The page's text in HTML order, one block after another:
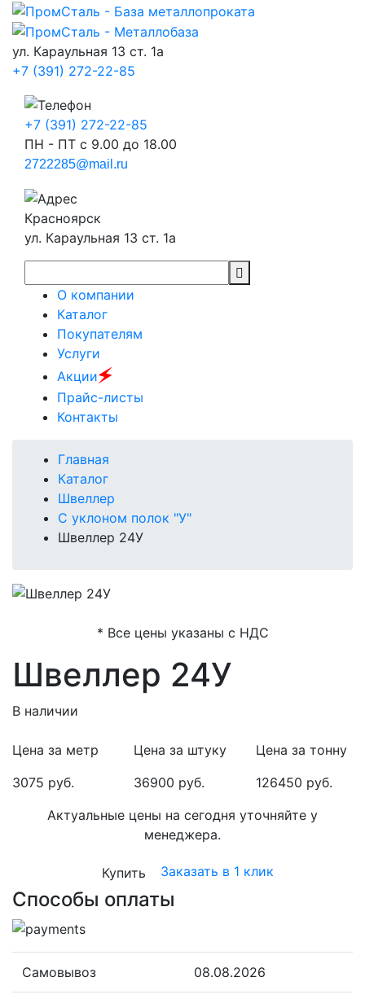
ул. Караульная 13 ст. 1а
+7 (391) 272-22-85
+7 (391) 272-22-85
ПН - ПТ с 9.00 до 18.00
2722285@mail.ru
Красноярск
ул. Караульная 13 ст. 1а
О компании
Каталог
Покупателям
Услуги
Акции🗲
Прайс-листы
Контакты
Главная
Каталог
Швеллер
С уклоном полок "У"
Швеллер 24У
* Все цены указаны с НДС
Швеллер 24У
В наличии
Цена за метр
3075 руб.
Цена за штуку
36900 руб.
Цена за тонну
126450 руб.
Актуальные цены на сегодня уточняйте у
менеджера.
Купить Заказать в 1 клик
Способы оплаты
Самовывоз 08.08.2026